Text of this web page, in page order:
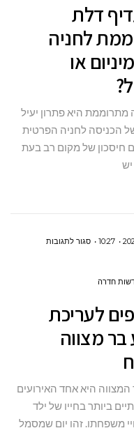
מאלומיניום
דלת
לחניה
או
מתרוממת היא פתרון יעיל
הכניסה לחניה הפרטית
חיסכון של מקום רב בעת
10:27 סגור לתגובותעל
חדרה
לעריכת
בר מצווה
המצווה היא אחד האירועים
ביותר בחייו של ילד
משפחתו. זהו יום שמסמל